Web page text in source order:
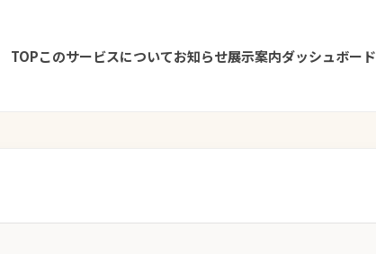
TOPこのサービスについてお知らせ展示案内ダッシュボード